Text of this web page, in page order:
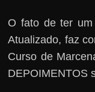
O fato de ter
Atualizado, faz
Curso de
DEPOIMENTOS